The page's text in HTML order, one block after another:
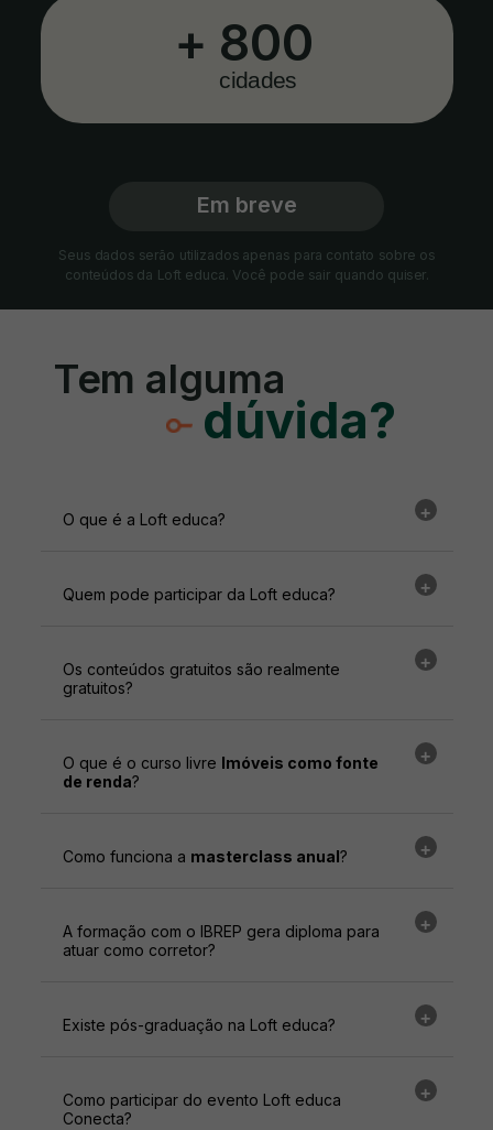
Tem alguma
dúvida?
+
cidades
800
Seus dados serão utilizados apenas para contato sobre os
conteúdos da Loft educa. Você pode sair quando quiser.
Em breve
O que é a Loft educa?
Quem pode participar da Loft educa?
Os conteúdos gratuitos são realmente
gratuitos?
O que é o curso livre Imóveis como fonte
de renda?
Como funciona a masterclass anual?
A formação com o IBREP gera diploma para
atuar como corretor?
Existe pós-graduação na Loft educa?
Como participar do evento Loft educa
Conecta?